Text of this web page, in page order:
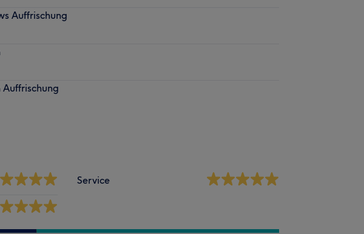
Auffrischung
Service